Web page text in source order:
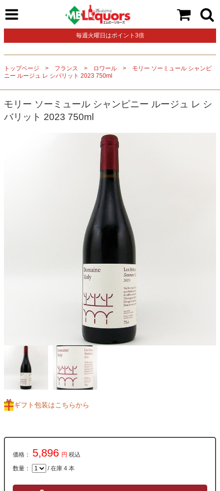
毎週火曜日はポイント3倍
トップページ フランス ロワール
モリー ソーミュール シャンピ
ニー ルージュ レ シバリット 2023 750ml
モリー ソーミュール シャンピニー ルージュ レ シ
バリット 2023 750ml
ギフト包装はこちらから
価格： 5,896 円 税込
数量： / 在庫 4 本